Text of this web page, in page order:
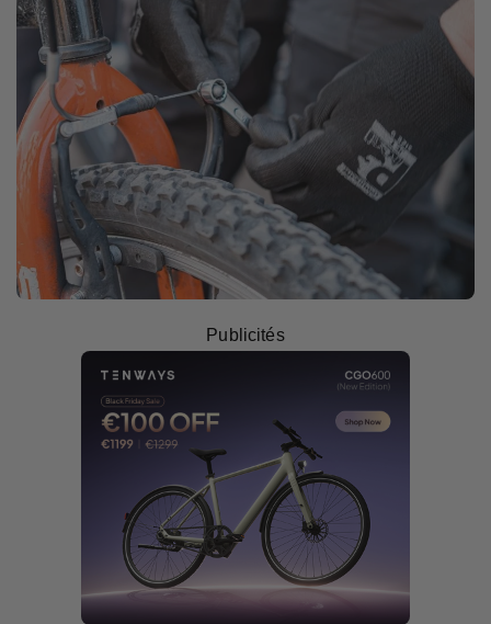
Publicités